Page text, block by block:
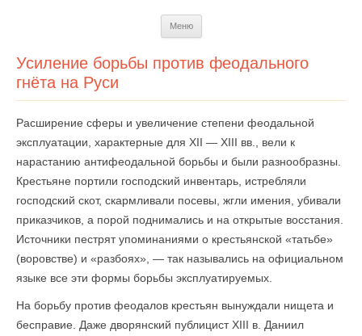
Меню
Усиление борьбы против феодального
гнёта на Руси
Расширение сферы и увеличение степени феодальной
эксплуатации, характерные для XII — XIII вв., вели к
нарастанию антифеодальной борьбы и были разнообразны.
Крестьяне портили господский инвентарь, истребляли
господский скот, скармливали посевы, жгли имения, убивали
приказчиков, а порой поднимались и на открытые восстания.
Источники пестрят упоминаниями о крестьянской «татьбе»
(воровстве) и «разбоях», — так назывались на официальном
языке все эти формы борьбы эксплуатируемых.
На борьбу против феодалов крестьян вынуждали нищета и
бесправие. Даже дворянский публицист XIII в. Даниил